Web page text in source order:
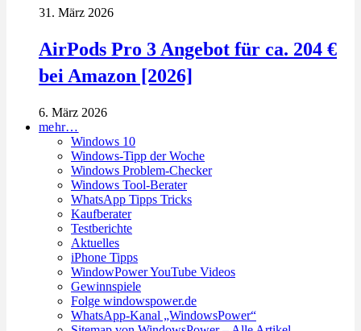
31. März 2026
AirPods Pro 3 Angebot für ca. 204 €
bei Amazon [2026]
6. März 2026
mehr…
Windows 10
Windows-Tipp der Woche
Windows Problem-Checker
Windows Tool-Berater
WhatsApp Tipps Tricks
Kaufberater
Testberichte
Aktuelles
iPhone Tipps
WindowPower YouTube Videos
Gewinnspiele
Folge windowspower.de
WhatsApp-Kanal „WindowsPower“